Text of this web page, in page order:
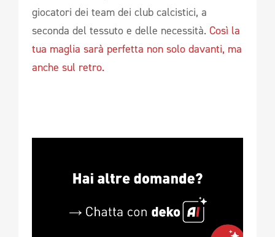
giocatori dei team dei club calcistici, a
seconda del tessuto e delle necessità. Così la
tua maglia sarà perfetta non solo davanti, ma
anche sul retro.